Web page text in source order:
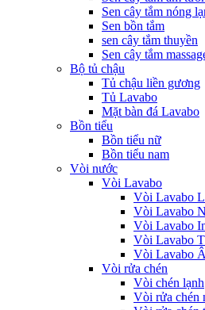
Sen cây tắm nóng
Sen bồn tắm
sen cây tắm thuyền
Sen cây tắm
Bộ tủ chậu
Tủ chậu liền gương
Tủ Lavabo
Mặt bàn đá Lavabo
Bồn tiểu
Bồn tiểu nữ
Bồn tiểu nam
Vòi nước
Vòi Lavabo
Vòi Lavabo
Vòi Lavabo
Vòi Lavabo
Vòi Lavabo
Vòi Lavabo
Vòi rửa chén
Vòi chén lạnh
Vòi rửa chén